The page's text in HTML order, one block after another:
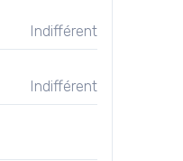
Indifférent
Indifférent